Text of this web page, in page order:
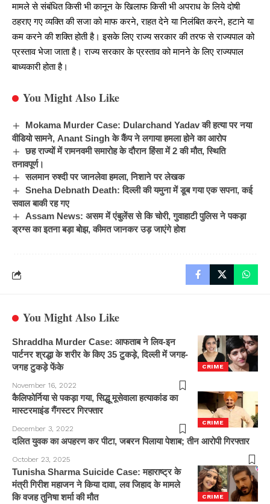
मामले से संबंधित किसी भी कानून के खिलाफ किसी भी अपराध के लिये दोषी
ठहराए गए व्यक्ति की सजा को माफ करने, राहत देने या निलंबित करने, हटाने या
कम करने की शक्ति होती है। इसके लिए राज्य सरकार की तरफ से राज्यपाल को
प्रस्ताव भेजा जाता है। राज्य सरकार के प्रस्ताव को मानने के लिएराज्यपाल
बाध्यकारी होता है।
You Might Also Like
Mokama Murder Case: Dularchand Yadav की हत्या पर नया
वीडियो सामने, Anant Singh के कैंप ने लगाया हमला होने का आरोप
छह राज्यों में रामनवमी समारोह के दौरान हिंसा में 2 की मौत, स्थिति
तनावपूर्ण।
सलमान रुश्दी पर जानलेवा हमला, निशाने पर लेखक
Sneha Debnath Death: दिल्ली की यमुना में डूब गया एक सपना, कई
सवाल बाकी रह गए
Assam News: असम में एंबुलेंस से कि चोरी, गुवाहाटी पुलिस ने पकड़ा
ड्रग्स का इतना बड़ा बोझ, कीमत जानकर उड़ जाएंगे होश
You Might Also Like
CRIME
Shraddha Murder Case: आफताब ने लिव-इन
पार्टनर श्रद्धा के शरीर के किए 35 टुकड़े, दिल्ली में जगह-
जगह टुकड़े फेंके
November 16, 2022
CRIME
कैलिफोर्निया से पकड़ा गया, सिद्धू मूसेवाला हत्याकांड का
मास्टरमाइंड गैंगस्टर गिरफ्तार
December 3, 2022
दलित युवक का अपहरण कर पीटा, जबरन पिलाया पेशाब; तीन आरोपी गिरफ्तार
October 23, 2025
CRIME
Tunisha Sharma Suicide Case: महाराष्ट्र के
मंत्री गिरीश महाजन ने किया दावा, लव जिहाद के मामले
कि वजह तुनिषा शर्मा की मौत